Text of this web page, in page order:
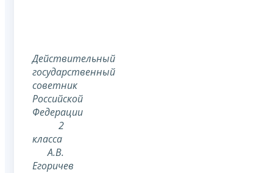
Действительный
государственный
советник
Российской
Федерации
2
класса
А.В.
Егоричев